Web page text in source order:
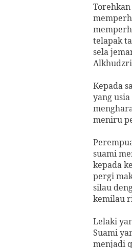
telapak
sela
Kepada
yang
meniru
suami
kepada
pergi
silau
kemilau
Lelaki
Suami
menjadi